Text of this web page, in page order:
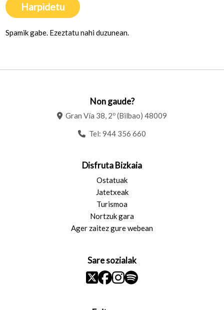
Harpidetu
Spamik gabe. Ezeztatu nahi duzunean.
Non gaude?
Gran Vía 38, 2º (Bilbao) 48009
Tel: 944 356 660
Disfruta Bizkaia
Ostatuak
Jatetxeak
Turismoa
Nortzuk gara
Ager zaitez gure webean
Sare sozialak